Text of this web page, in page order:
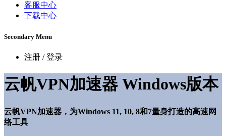
客服中心
下载中心
Secondary Menu
注册 / 登录
云帆VPN加速器 Windows版本
云帆VPN加速器，为Windows 11, 10, 8和7量身打造的高速网
络工具